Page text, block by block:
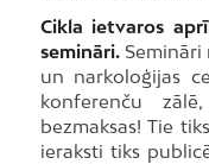
Cikla ietvaros
semināri.Semināri
un narkoloģijas
konferenču
bezmaksas! Tie
ieraksti tiks